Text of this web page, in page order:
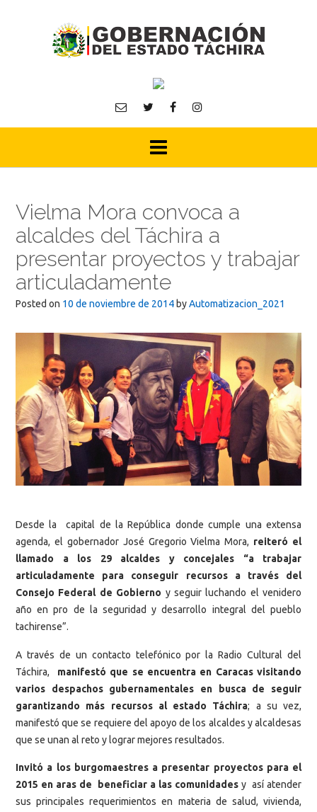
Vielma Mora convoca a
alcaldes del Táchira a
presentar proyectos y trabajar
articuladamente
Posted on 10 de noviembre de 2014 byAutomatizacion_2021
Desde la capital de la República donde cumple una extensa
agenda, el gobernador José Gregorio Vielma Mora, reiteró el
llamado a los 29 alcaldes y concejales “a trabajar
articuladamente para conseguir recursos a través del
Consejo Federal de Gobierno y seguir luchando el venidero
año en pro de la seguridad y desarrollo integral del pueblo
tachirense”.
A través de un contacto telefónico por la Radio Cultural del
Táchira, manifestó que se encuentra en Caracas visitando
varios despachos gubernamentales en busca de seguir
garantizando más recursos al estado Táchira; a su vez,
manifestó que se requiere del apoyo de los alcaldes y alcaldesas
que se unan al reto y lograr mejores resultados.
Invitó a los burgomaestres a presentar proyectos para el
2015 en aras de beneficiar a las comunidades y así atender
sus principales requerimientos en materia de salud, vivienda,